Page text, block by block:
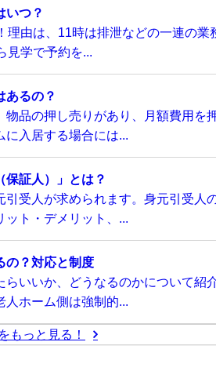
いつ？
由は、11時は排泄などの一連の業
見学で予約を...
あるの？
品の押し売りがあり、月額費用を
に入居する場合には...
保証人）」とは？
受人が求められます。身元引受人
ット・デメリット、...
の？対応と制度
いいか、どうなるのかについて紹
人ホーム側は強制的...
もっと見る！